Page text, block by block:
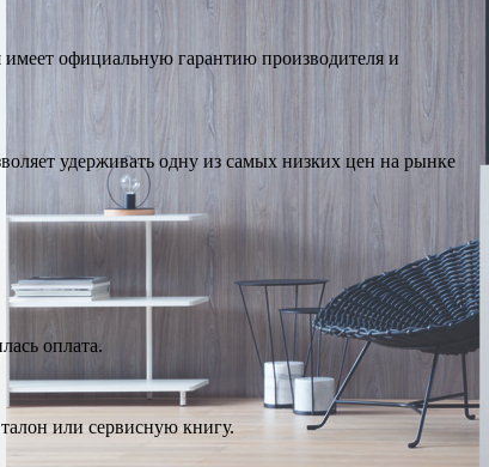
официальную гарантию производителя и
удерживать одну из самых низких цен на рынке
оплата.
или сервисную книгу.